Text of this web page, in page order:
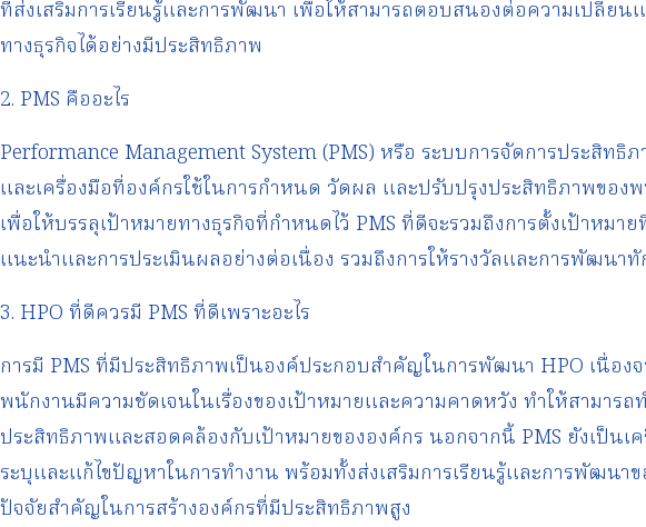
ที่ส่งเสริมการเรียนรู้และการพัฒนา เพื่อให้สามารถตอบสนองต่อความเปลี่ย
ทางธุรกิจได้อย่างมีประสิทธิภาพ
2. PMS คืออะไร
Performance Management System (PMS) หรือ ระบบการจัดการประสิทธิ
และเครื่องมือที่องค์กรใช้ในการกำหนด วัดผล และปรับปรุงประสิทธิภาพของ
เพื่อให้บรรลุเป้าหมายทางธุรกิจที่กำหนดไว้ PMS ที่ดีจะรวมถึงการตั้งเป้าหมา
แนะนำและการประเมินผลอย่างต่อเนื่อง รวมถึงการให้รางวัลและการพัฒนา
3. HPO ที่ดีควรมี PMS ที่ดีเพราะอะไร
การมี PMS ที่มีประสิทธิภาพเป็นองค์ประกอบสำคัญในการพัฒนา HPO เนื่องจ
พนักงานมีความชัดเจนในเรื่องของเป้าหมายและความคาดหวัง ทำให้สามารถ
ประสิทธิภาพและสอดคล้องกับเป้าหมายขององค์กร นอกจากนี้ PMS ยังเป็นเ
ระบุและแก้ไขปัญหาในการทำงาน พร้อมทั้งส่งเสริมการเรียนรู้และการพัฒนา
ปัจจัยสำคัญในการสร้างองค์กรที่มีประสิทธิภาพสูง